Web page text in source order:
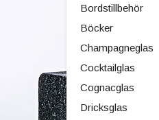
Bordstillbehör
Böcker
Champagneglas
Cocktailglas
Cognacglas
Dricksglas